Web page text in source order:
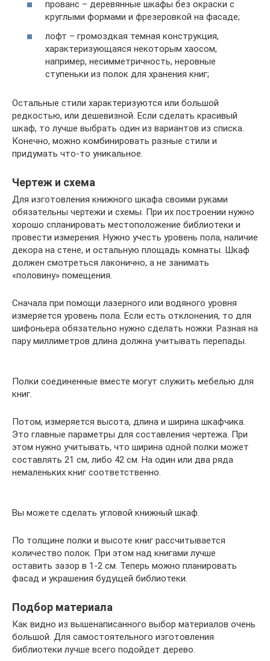
прованс – деревянные шкафы без окраски с
круглыми формами и фрезеровкой на фасаде;
лофт – громоздкая темная конструкция,
характеризующаяся некоторым хаосом,
например, несимметричность, неровные
ступеньки из полок для хранения книг;
Остальные стили характеризуются или большой
редкостью, или дешевизной. Если сделать красивый
шкаф, то лучше выбрать один из вариантов из списка.
Конечно, можно комбинировать разные стили и
придумать что-то уникальное.
Чертеж и схема
Для изготовления книжного шкафа своими руками
обязательны чертежи и схемы. При их построении нужно
хорошо спланировать местоположение библиотеки и
провести измерения. Нужно учесть уровень пола, наличие
декора на стене, и остальную площадь комнаты. Шкаф
должен смотреться лаконично, а не занимать
«половину» помещения.
Сначала при помощи лазерного или водяного уровня
измеряется уровень пола. Если есть отклонения, то для
шифоньера обязательно нужно сделать ножки. Разная на
пару миллиметров длина должна учитывать перепады.
Полки соединенные вместе могут служить мебелью для
книг.
Потом, измеряется высота, длина и ширина шкафчика.
Это главные параметры для составления чертежа. При
этом нужно учитывать, что ширина одной полки может
составлять 21 см, либо 42 см. На один или два ряда
немаленьких книг соответственно.
Вы можете сделать угловой книжный шкаф.
По толщине полки и высоте книг рассчитывается
количество полок. При этом над книгами лучше
оставить зазор в 1-2 см. Теперь можно планировать
фасад и украшения будущей библиотеки.
Подбор материала
Как видно из вышенаписанного выбор материалов очень
большой. Для самостоятельного изготовления
библиотеки лучше всего подойдет дерево.